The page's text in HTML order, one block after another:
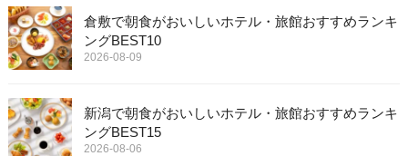
倉敷で朝食がおいしいホテル・旅館おすすめランキ
ングBEST10
2026-08-09
新潟で朝食がおいしいホテル・旅館おすすめランキ
ングBEST15
2026-08-06